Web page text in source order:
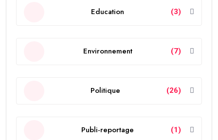
Education (3)
Environnement (7)
Politique (26)
Publi-reportage (1)